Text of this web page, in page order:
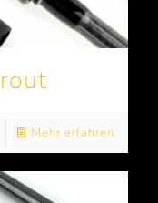
Mehr erfahren